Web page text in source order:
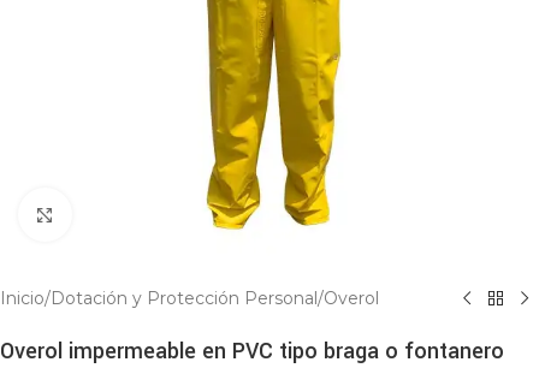
Inicio/Dotación y Protección Personal/Overol
Overol impermeable en PVC tipo braga o fontanero